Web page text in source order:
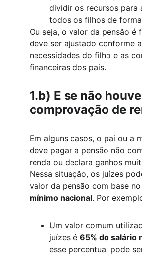
dividir os recursos para
todos os filhos de
Ou seja, o valor da pensão é
deve ser ajustado conforme
necessidades do filho e as
financeiras dos pais.
1.b) E se não
comprovação de
Em alguns casos, o pai ou a
deve pagar a pensão não
renda ou declara ganhos
Nessa situação, os juízes
valor da pensão com base no
mínimo nacional. Por
Um valor comum
juízes é 65% do salário
esse percentual pode